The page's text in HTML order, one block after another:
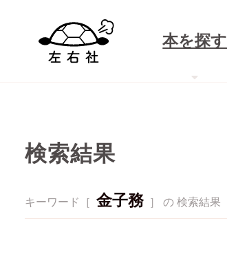
本を探す
検索結果
キーワード［ 金子務 ］ の 検索結果